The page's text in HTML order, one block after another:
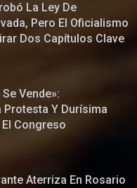
La Ley De
Pero El Oficialismo
Dos Capítulos Clave
Vende»:
Protesta Y Durísima
El Congreso
Aterriza En Rosario